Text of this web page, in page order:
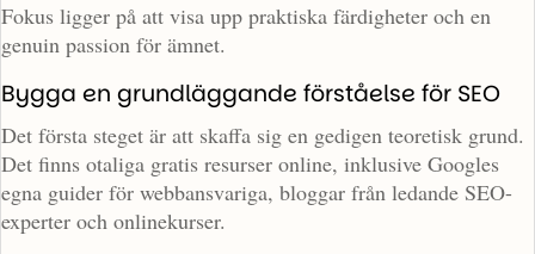
Fokus ligger på att visa upp praktiska färdigheter och en
genuin passion för ämnet.
Bygga en grundläggande förståelse för SEO
Det första steget är att skaffa sig en gedigen teoretisk grund.
Det finns otaliga gratis resurser online, inklusive Googles
egna guider för webbansvariga, bloggar från ledande SEO-
experter och onlinekurser.